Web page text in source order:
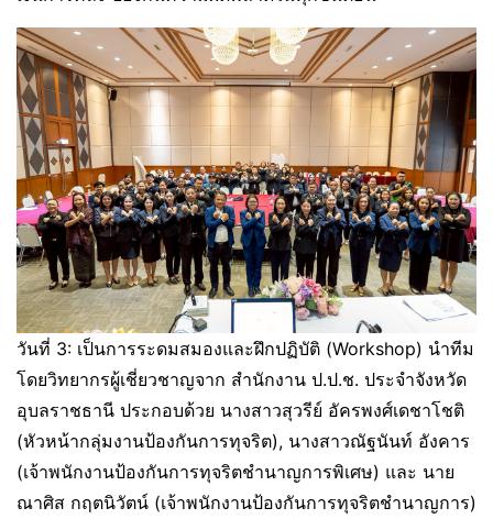
วันที่ 3: เป็นการระดมสมองและฝึกปฏิบัติ (Workshop) นำทีม
โดยวิทยากรผู้เชี่ยวชาญจาก สำนักงาน ป.ป.ช. ประจำจังหวัด
อุบลราชธานี ประกอบด้วย นางสาวสุวรีย์ อัครพงศ์เดชาโชติ
(หัวหน้ากลุ่มงานป้องกันการทุจริต), นางสาวณัฐนันท์ อังคาร
(เจ้าพนักงานป้องกันการทุจริตชำนาญการพิเศษ) และ นาย
ณาศิส กฤตนิวัตน์ (เจ้าพนักงานป้องกันการทุจริตชำนาญการ)